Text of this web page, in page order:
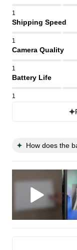
1
Shipping Speed
1
Camera Quality
1
Battery Life
1
How does the